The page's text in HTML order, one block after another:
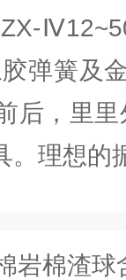
弹簧及
后，里
。理想的
岩棉渣球